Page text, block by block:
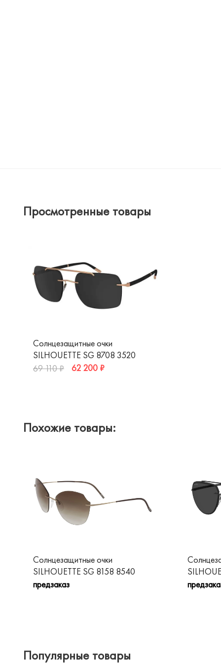
Просмотренные товары
Солнцезащитные очки
SILHOUETTE SG 8708 3520
69 110 ₽
62 200 ₽
Похожие товары:
Солнцезащитные очки
SILHOUETTE SG 8158 8540
предзаказ
Популярные товары